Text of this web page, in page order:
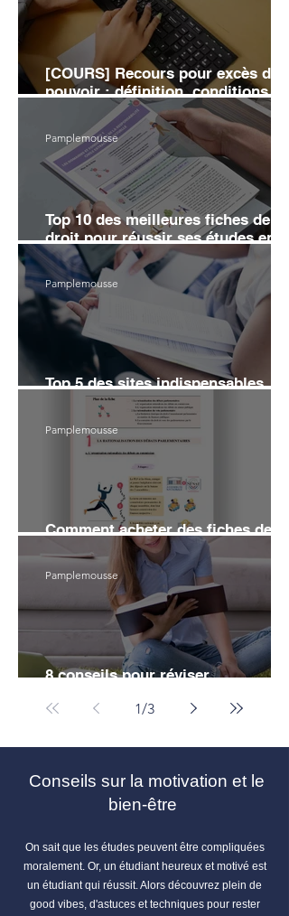
[COURS] Recours pour excès de
pouvoir : définition, conditions et
moyens d'annulation
Top 10 des meilleures fiches de
droit pour réussir ses études en
2026
Pamplemousse
Top 5 des sites indispensables
pour réviser le droit en 2026
Pamplemousse
Comment acheter des fiches de
droit sans se ruiner en 2026 ?
Pamplemousse
8 conseils pour réviser
Pamplemousse
1/3
Conseils sur la motivation et le
bien-être
On sait que les études peuvent être compliquées
moralement. Or, un étudiant heureux et motivé est
un étudiant qui réussit. Alors découvrez plein de
good vibes, d'astuces et techniques pour rester